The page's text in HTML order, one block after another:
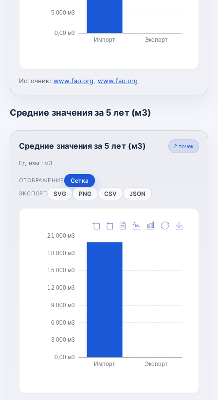
0,00 м3
5 000 м3
Импорт Экспорт
Источник: www.fao.org, www.fao.org
Средние значения за 5 лет (м3)
Средние значения за 5 лет (м3)
Ед. изм.: м3
2 точек
ОТОБРАЖЕНИЕ Сетка
ЭКСПОРТ SVG PNG CSV JSON
0,00 м3
3 000 м3
6 000 м3
9 000 м3
12 000 м3
15 000 м3
18 000 м3
21 000 м3
Импорт Экспорт